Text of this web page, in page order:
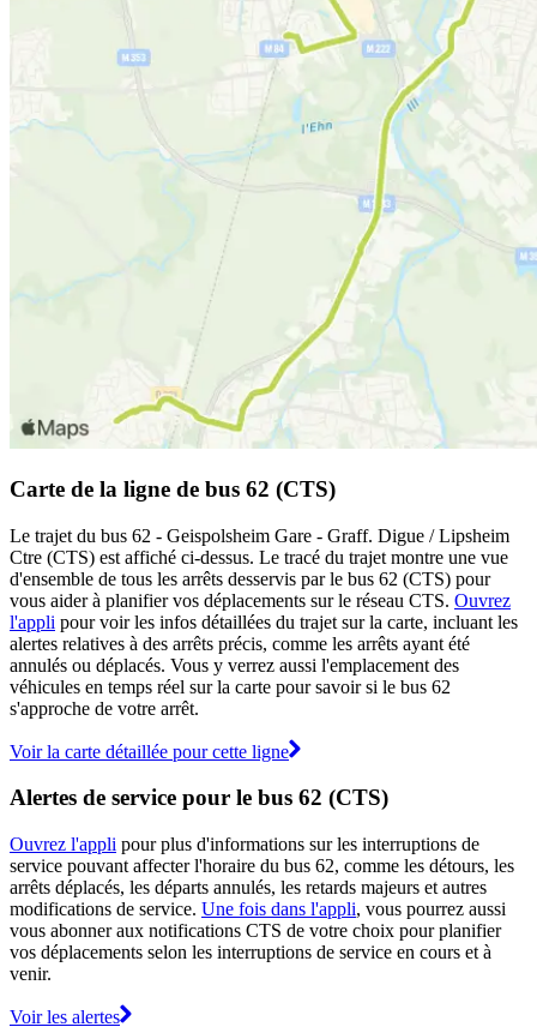
Carte de la ligne de bus 62 (CTS)
Le trajet du bus 62 - Geispolsheim Gare - Graff. Digue / Lipsheim
Ctre (CTS) est affiché ci-dessus. Le tracé du trajet montre une vue
d'ensemble de tous les arrêts desservis par le bus 62 (CTS) pour
vous aider à planifier vos déplacements sur le réseau CTS. Ouvrez
l'appli pour voir les infos détaillées du trajet sur la carte, incluant les
alertes relatives à des arrêts précis, comme les arrêts ayant été
annulés ou déplacés. Vous y verrez aussi l'emplacement des
véhicules en temps réel sur la carte pour savoir si le bus 62
s'approche de votre arrêt.
Voir la carte détaillée pour cette ligne
Alertes de service pour le bus 62 (CTS)
Ouvrez l'appli pour plus d'informations sur les interruptions de
service pouvant affecter l'horaire du bus 62, comme les détours, les
arrêts déplacés, les départs annulés, les retards majeurs et autres
modifications de service. Une fois dans l'appli, vous pourrez aussi
vous abonner aux notifications CTS de votre choix pour planifier
vos déplacements selon les interruptions de service en cours et à
venir.
Voir les alertes